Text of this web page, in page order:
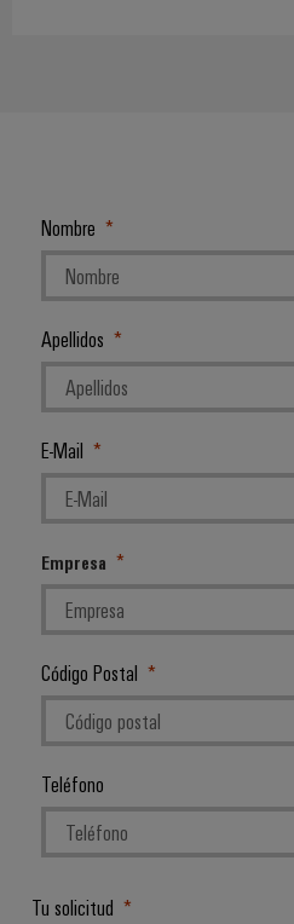
Nombre
Apellidos
E-Mail
Empresa
Código Postal
Teléfono
Tu solicitud